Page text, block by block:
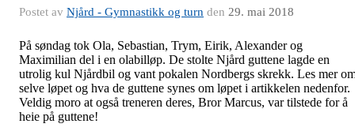
Postet av Njård - Gymnastikk og turn den 29. mai 2018
På søndag tok Ola, Sebastian, Trym, Eirik, Alexander og
Maximilian del i en olabilløp. De stolte Njård guttene lagde en
utrolig kul Njårdbil og vant pokalen Nordbergs skrekk. Les mer
selve løpet og hva de guttene synes om løpet i artikkelen nedenfor.
Veldig moro at også treneren deres, Bror Marcus, var tilstede for å
heie på guttene!